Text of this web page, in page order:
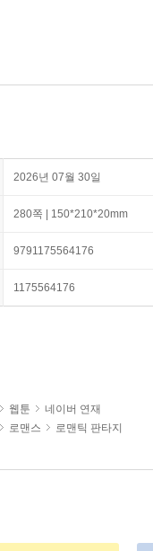
2026년 07월 30일
280쪽 | 150*210*20mm
9791175564176
1175564176
웹툰
네이버 연재
로맨스 로맨틱 판타지